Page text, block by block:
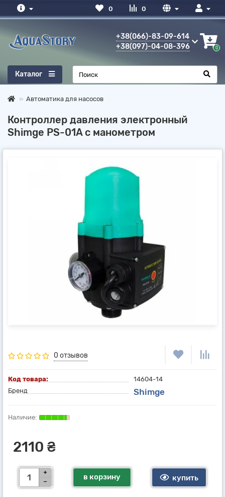
0
0
+38(066)-83-09-614
+38(097)-04-08-396
0
Каталог
Автоматика для насосов
Контроллер давления электронный
Shimge PS-01A с манометром
0 отзывов
Код товара:
14604-14
Бренд
Shimge
2110 ₴
в корзину купить